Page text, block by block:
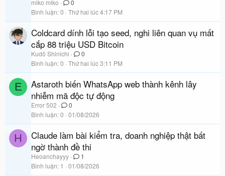
miko miko
0
Bình luận 0 Thứ hai lúc 4:17 PM
Coldcard dính lỗi tạo seed, nghi liên quan vụ mất
cắp 88 triệu USD Bitcoin
Kudō Shinichi
0
Bình luận 0 Thứ hai lúc 3:11 PM
E
Astaroth biến WhatsApp web thành kênh lây
nhiễm mã độc tự động
Error 502
0
Bình luận 0 01/08/2026
H
Claude làm bài kiểm tra, doanh nghiệp thật bất
ngờ thành đề thi
Heoanchayyy
1
Bình luận 1 01/08/2026